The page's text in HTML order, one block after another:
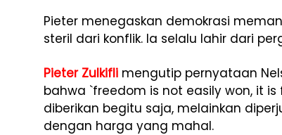
Pieter menegaskan demokrasi
steril dari konflik. Ia selalu lahir dari
Pieter Zulkifli mengutip pernyataan
bahwa `freedom is not easily won, it
diberikan begitu saja, melainkan
dengan harga yang mahal.